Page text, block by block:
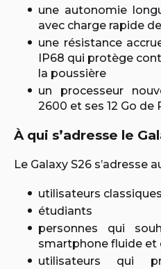
une autonomie
avec charge rapide
une résistance
IP68 qui protège
la poussière
un processeur
2600 et ses 12 Go de
À qui s’adresse le
Le Galaxy S26 s’adresse
utilisateurs classiques
étudiants
personnes qui
smartphone fluide et
utilisateurs qui